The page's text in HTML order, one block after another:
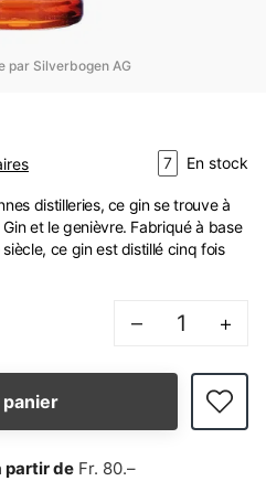
par Silverbogen AG
7 En stock
distilleries, ce gin se trouve à
et le genièvre. Fabriqué à base
ce gin est distillé cinq fois
– +
partir de Fr. 80.–